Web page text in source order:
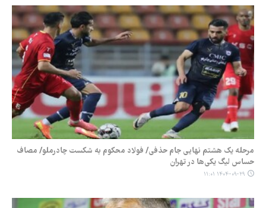
مرحله یک هشتم نهایی جام حذفی/ فولاد محکوم به شکست چادرملو/ مصاف
حساس لیگ یکی‌ها در تهران
۱۴۰۴-۰۹-۲۹ ۱۱:۰۱